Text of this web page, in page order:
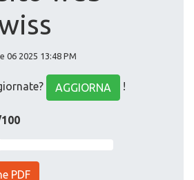
06 2025 13:48 PM
AGGIORNA !
PDF